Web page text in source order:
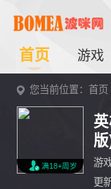
首页 游戏
您当前位置：首页
满18+周岁 游
更